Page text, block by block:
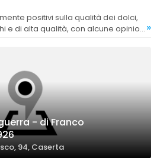
e di alta qualità, con alcune opinioni »
- di Franco
94, Caserta